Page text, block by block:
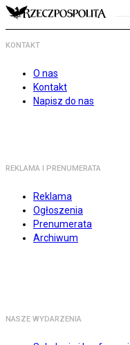
KONTAKT
O nas
Kontakt
Napisz do nas
REKLAMA I PRENUMERATA
Reklama
Ogłoszenia
Prenumerata
Archiwum
NASZE WYDARZENIA